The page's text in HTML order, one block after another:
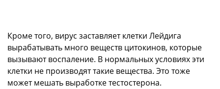
Кроме того, вирус заставляет клетки Лейдига
вырабатывать много веществ цитокинов, которые
вызывают воспаление. В нормальных условиях эти
клетки не производят такие вещества. Это тоже
может мешать выработке тестостерона.